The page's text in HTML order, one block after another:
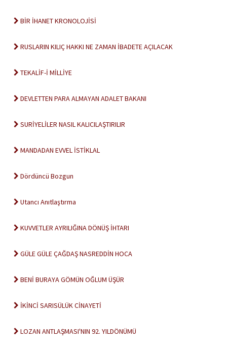
BİR İHANET KRONOLOJİSİ
RUSLARIN KILIÇ HAKKI NE ZAMAN İBADETE AÇILACAK
TEKALİF-İ MİLLİYE
DEVLETTEN PARA ALMAYAN ADALET BAKANI
SURİYELİLER NASIL KALICILAŞTIRILIR
MANDADAN EVVEL İSTİKLAL
Dördüncü Bozgun
Utancı Anıtlaştırma
KUVVETLER AYRILIĞINA DÖNÜŞ İHTARI
GÜLE GÜLE ÇAĞDAŞ NASREDDİN HOCA
BENİ BURAYA GÖMÜN OĞLUM ÜŞÜR
İKİNCİ SARISÜLÜK CİNAYETİ
LOZAN ANTLAŞMASI'NIN 92. YILDÖNÜMÜ